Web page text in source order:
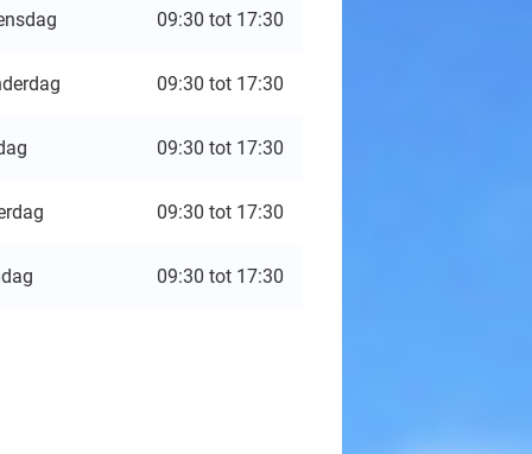
09:30 tot 17:30
09:30 tot 17:30
09:30 tot 17:30
09:30 tot 17:30
09:30 tot 17:30